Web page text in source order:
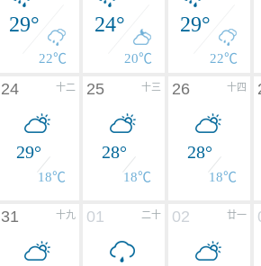
29°
22℃
24°
20℃
29°
22℃
十二
24
29°
18℃
十三
25
28°
18℃
十四
26
28°
18℃
十九
31 二十
01 廿一
02